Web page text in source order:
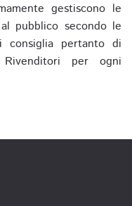
gestiscono le
pubblico secondo le
consiglia pertanto di
per ogni